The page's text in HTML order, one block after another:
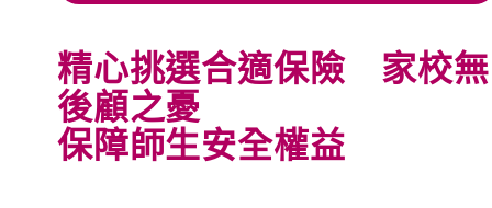
精心挑選合適保險 家校無
後顧之憂
保障師生安全權益